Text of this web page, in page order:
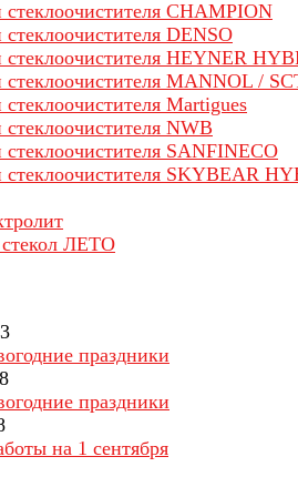
CHAMPION
DENSO
HEYNER
MANNOL /
Martigues
NWB
SANFINECO
SKYBEAR
ЛЕТО
праздники
праздники
на 1 сентября